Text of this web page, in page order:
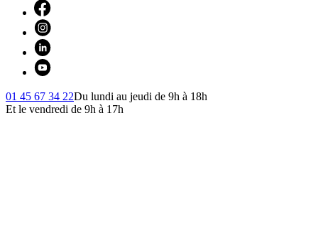
01 45 67 34 22Du lundi au jeudi de 9h à 18h
Et le vendredi de 9h à 17h